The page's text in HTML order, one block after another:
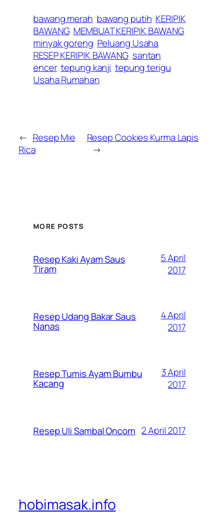
bawang merah bawang putih KERIPIK
BAWANG MEMBUAT KERIPIK BAWANG
minyak goreng Peluang Usaha
RESEP KERIPIK BAWANG santan
encer tepung kanji tepung terigu
Usaha Rumahan
← Resep Mie
Rica
Resep Cookies Kurma Lapis
→
MORE POSTS
Resep Kaki Ayam Saus
Tiram
5 April
2017
Resep Udang Bakar Saus
Nanas
4 April
2017
Resep Tumis Ayam Bumbu
Kacang
3 April
2017
Resep Uli Sambal Oncom 2 April 2017
hobimasak.info